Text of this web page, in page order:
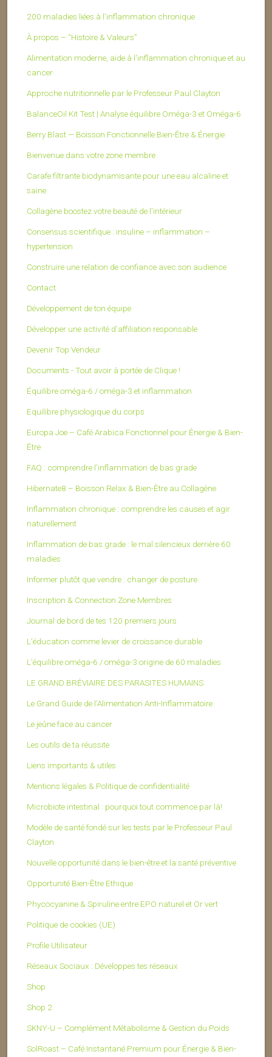
200 maladies liées à l’inflammation chronique
À propos – “Histoire & Valeurs”
Alimentation moderne, aide à l'inflammation chronique et au
cancer
Approche nutritionnelle par le Professeur Paul Clayton
BalanceOil Kit Test | Analyse équilibre Oméga-3 et Oméga-6
Berry Blast — Boisson Fonctionnelle Bien-Être & Énergie
Bienvenue dans votre zone membre
Carafe filtrante biodynamisante pour une eau alcaline et
saine
Collagène boostez votre beauté de l’intérieur
Consensus scientifique : insuline – inflammation –
hypertension
Construire une relation de confiance avec son audience
Contact
Développement de ton équipe
Développer une activité d’affiliation responsable
Devenir Top Vendeur
Documents - Tout avoir à portée de Clique !
Équilibre oméga-6 / oméga-3 et inflammation
Equilibre physiologique du corps
Europa Joe – Café Arabica Fonctionnel pour Énergie & Bien-
Être
FAQ : comprendre l’inflammation de bas grade
Hibernate8 – Boisson Relax & Bien-Être au Collagène
Inflammation chronique : comprendre les causes et agir
naturellement
Inflammation de bas grade : le mal silencieux derrière 60
maladies
Informer plutôt que vendre : changer de posture
Inscription & Connection Zone Membres
Journal de bord de tes 120 premiers jours
L’éducation comme levier de croissance durable
L’équilibre oméga-6 / oméga-3 origine de 60 maladies
LE GRAND BRÉVIAIRE DES PARASITES HUMAINS
Le Grand Guide de l’Alimentation Anti-Inflammatoire
Le jeûne face au cancer
Les outils de ta réussite
Liens importants & utiles
Mentions légales & Politique de confidentialité
Microbiote intestinal : pourquoi tout commence par là!
Modèle de santé fondé sur les tests par le Professeur Paul
Clayton
Nouvelle opportunité dans le bien-être et la santé préventive
Opportunité Bien-Être Ethique
Phycocyanine & Spiruline entre EPO naturel et Or vert
Politique de cookies (UE)
Profile Utilisateur
Réseaux Sociaux : Développes tes réseaux
Shop
Shop 2
SKNY-U – Complément Métabolisme & Gestion du Poids
SolRoast – Café Instantané Premium pour Énergie & Bien-